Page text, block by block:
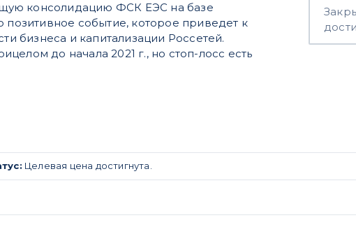
консолидацию ФСК ЕЭС на базе
позитивное событие, которое приведет к
бизнеса и капитализации Россетей.
до начала 2021 г., но стоп-лосс есть
Целевая цена достигнута.